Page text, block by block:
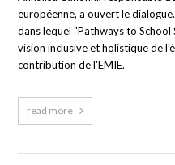
européenne, a ouvert le
dans lequel "Pathways to
vision inclusive et holistique de
contribution de l'EMIE.
read more